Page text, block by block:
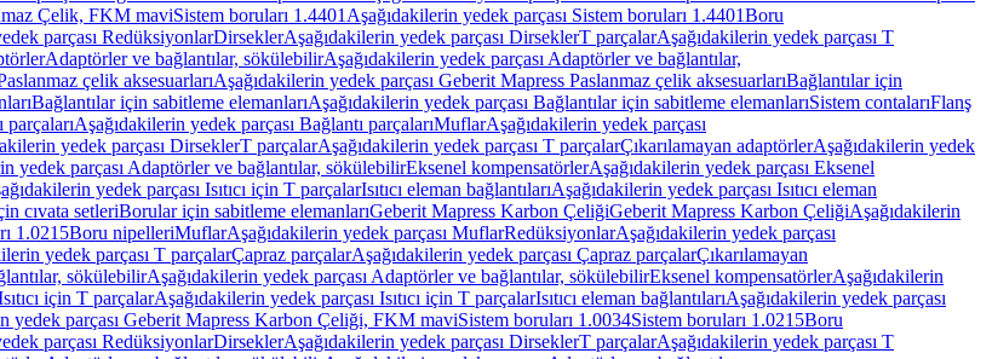
Çelik, FKM maviSistem boruları 1.4401 Aşağıdakilerin yedek parçası Sistem boruları 1.4401Boru
parçası RedüksiyonlarDirseklerAşağıdakilerin yedek parçası DirseklerT parçalarAşağıdakilerin yedek parçası T
Adaptörler ve bağlantılar, sökülebilirAşağıdakilerin yedek parçası Adaptörler ve bağlantılar,
çelik aksesuarlarıAşağıdakilerin yedek parçası Geberit Mapress Paslanmaz çelik aksesuarlarıBağlantılar için
Bağlantılar için sabitleme elemanlarıAşağıdakilerin yedek parçası Bağlantılar için sabitleme elemanlarıSistem contalarıFlanş
parçalarıAşağıdakilerin yedek parçası Bağlantı parçalarıMuflarAşağıdakilerin yedek parçası
yedek parçası DirseklerT parçalarAşağıdakilerin yedek parçası T parçalarÇıkarılamayan adaptörlerAşağıdakilerin yedek
yedek parçası Adaptörler ve bağlantılar, sökülebilirEksenel kompensatörlerAşağıdakilerin yedek parçası Eksenel
yedek parçası Isıtıcı için T parçalarIsıtıcı eleman bağlantılarıAşağıdakilerin yedek parçası Isıtıcı eleman
cıvata setleriBorular için sabitleme elemanlarıGeberit Mapress Karbon ÇeliğiGeberit Mapress Karbon ÇeliğiAşağıdakilerin
1.0215Boru nipelleriMuflarAşağıdakilerin yedek parçası MuflarRedüksiyonlarAşağıdakilerin yedek parçası
yedek parçası T parçalarÇapraz parçalarAşağıdakilerin yedek parçası Çapraz parçalarÇıkarılamayan
sökülebilirAşağıdakilerin yedek parçası Adaptörler ve bağlantılar, sökülebilirEksenel kompensatörlerAşağıdakilerin
için T parçalarAşağıdakilerin yedek parçası Isıtıcı için T parçalarIsıtıcı eleman bağlantılarıAşağıdakilerin yedek parçası
yedek parçası Geberit Mapress Karbon Çeliği, FKM maviSistem boruları 1.0034Sistem boruları 1.0215Boru
parçası RedüksiyonlarDirseklerAşağıdakilerin yedek parçası DirseklerT parçalarAşağıdakilerin yedek parçası T